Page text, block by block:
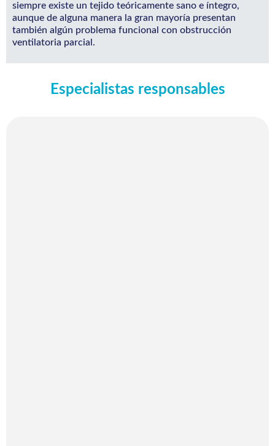
siempre existe un tejido teóricamente sano e íntegro,
aunque de alguna manera la gran mayoría presentan
también algún problema funcional con obstrucción
ventilatoria parcial.
Especialistas responsables